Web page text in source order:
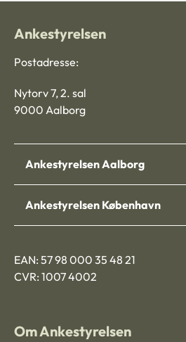
Ankestyrelsen
Postadresse:
Nytorv 7, 2. sal
9000 Aalborg
Ankestyrelsen Aalborg
Ankestyrelsen København
EAN: 57 98 000 35 48 21
CVR: 1007 4002
Om Ankestyrelsen